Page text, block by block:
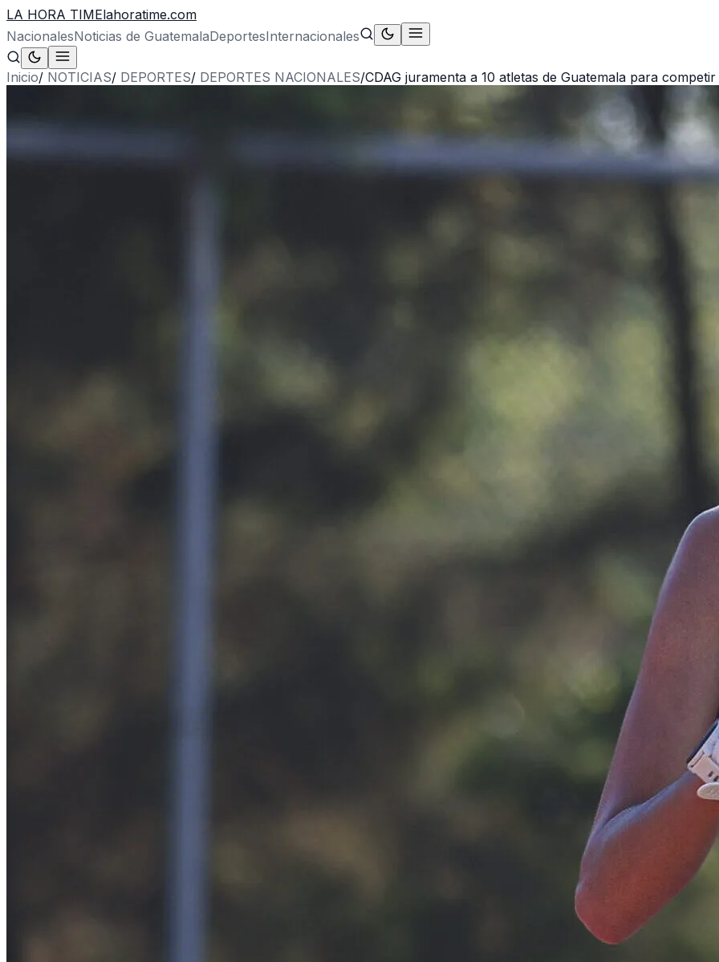
LA HORA TIMElahoratime.com
NacionalesNoticias de GuatemalaDeportesInternacionales
Inicio/ NOTICIAS/ DEPORTES/ DEPORTES NACIONALES/CDAG juramenta a 10 atletas de Guatemala para